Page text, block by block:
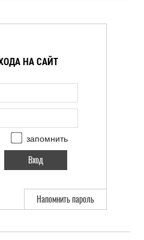
НА САЙТ
запомнить
Напомнить пароль